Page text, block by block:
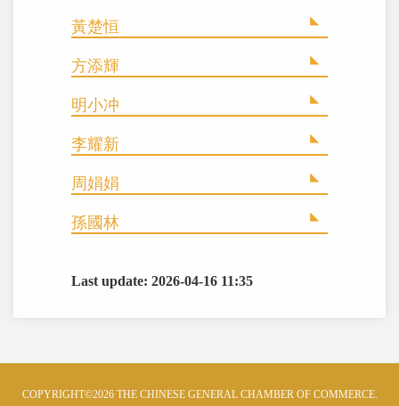
黃楚恒
方添輝
明小冲
李耀新
周娟娟
孫國林
Last update: 2026-04-16 11:35
COPYRIGHT©2026 THE CHINESE GENERAL CHAMBER OF COMMERCE.